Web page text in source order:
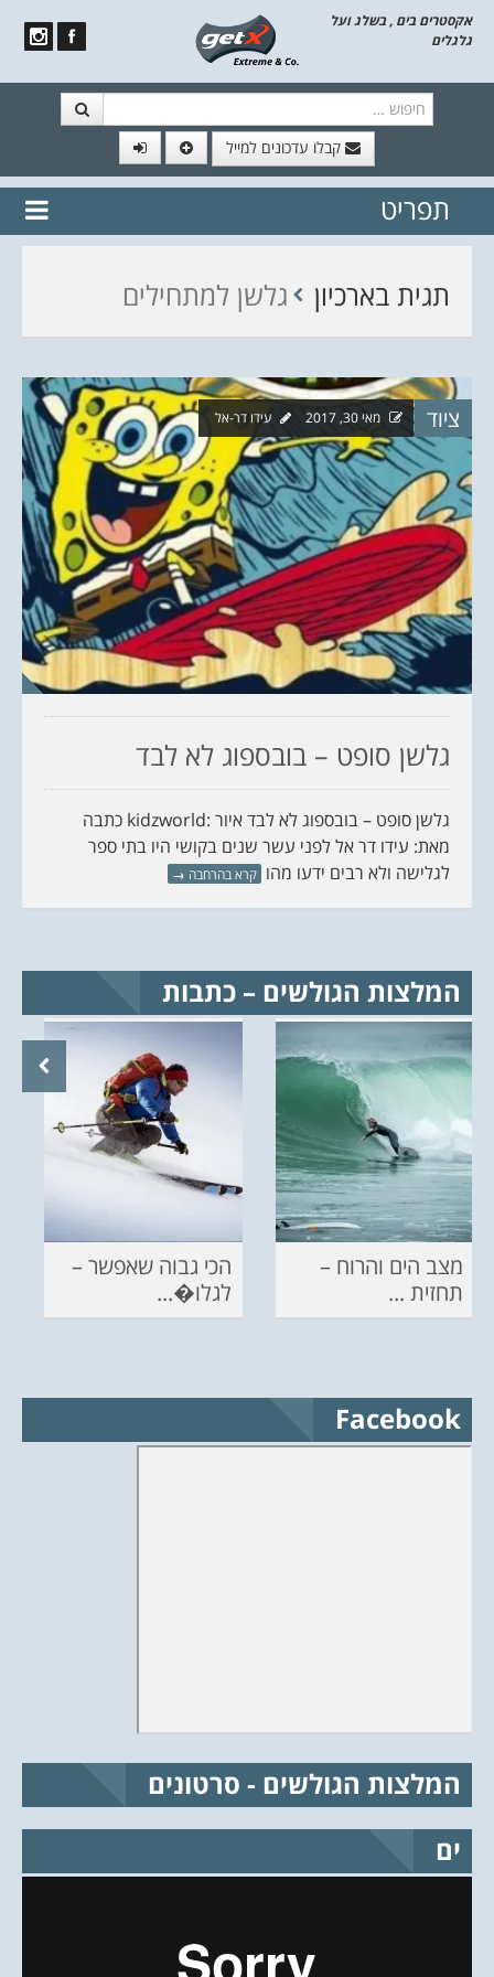
אקסטרים בים , בשלג ועל
גלגלים
קבלו עדכונים למייל
// הצטרף לרשימת תפוצה!
נשמח
לשלוח לך עדכונים חמים מהאתר
תפריט
דלג לתוכן
תגית בארכיון גלשן למתחילים
ציוד מאי 30, 2017 עידו דר-אל
גלשן סופט – בובספוג לא לבד
גלשן סופט – בובספוג לא לבד איור :kidzworld כתבה
מאת: עידו דר אל לפני עשר שנים בקושי היו בתי ספר
לגלישה ולא רבים ידעו מהו קרא בהרחבה →
המלצות הגולשים – כתבות
מצב הים והרוח –
תחזית ...
הכי גבוה שאפשר –
לגלו�...
Facebook
המלצות הגולשים - סרטונים
ים